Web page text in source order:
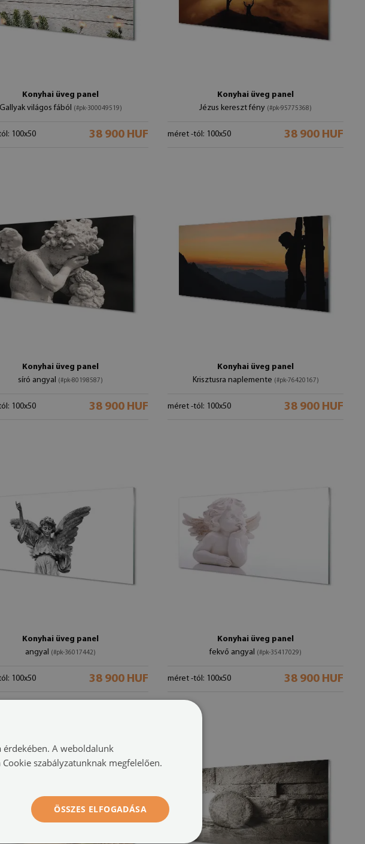
Konyhai üveg panel
Gallyak világos fából (#pk-300049519)
100x50 38 900 HUF
Konyhai üveg panel
Jézus kereszt fény (#pk-95775368)
méret -tól: 100x50 38 900 HUF
Konyhai üveg panel
síró angyal (#pk-80198587)
100x50 38 900 HUF
Konyhai üveg panel
Krisztusra naplemente (#pk-76420167)
méret -tól: 100x50 38 900 HUF
Konyhai üveg panel
angyal (#pk-36017442)
100x50 38 900 HUF
Konyhai üveg panel
fekvő angyal (#pk-35417029)
méret -tól: 100x50 38 900 HUF
érdekében. A weboldalunk
szabályzatunknak megfelelően.
ÖSSZES ELFOGADÁSA